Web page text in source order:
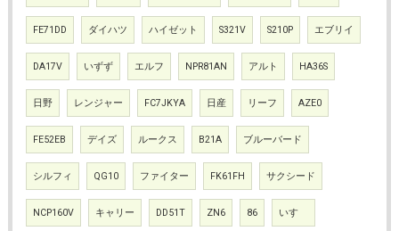
FE71DD ダイハツ ハイゼット S321V S210P エブリイ
DA17V いずず エルフ NPR81AN アルト HA36S
日野 レンジャー FC7JKYA 日産 リーフ AZE0
FE52EB デイズ ルークス B21A ブルーバード
シルフィ QG10 ファイター FK61FH サクシード
NCP160V キャリー DD51T ZN6 86 いすゞ